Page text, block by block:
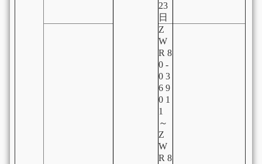
23
日
Z
W
R 8
0 -
0 3
6 9
0 1
1
～
Z
W
R 8